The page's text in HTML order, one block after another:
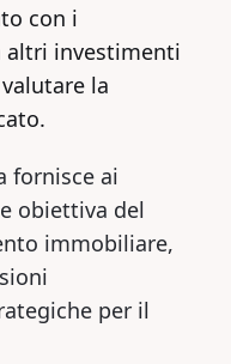
con i
altri investimenti
la
fornisce ai
obiettiva del
immobiliare,
per il